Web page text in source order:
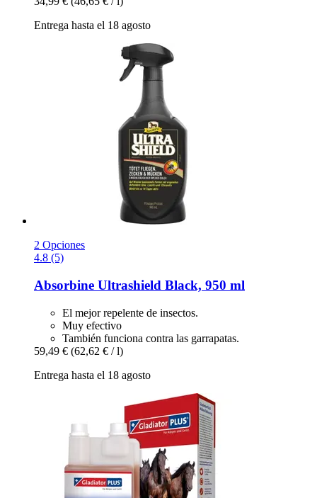
Entrega hasta el 18 agosto
2 Opciones
4.8 (5)
Absorbine Ultrashield Black, 950 ml
El mejor repelente de insectos.
Muy efectivo
También funciona contra las garrapatas.
59,49 € (62,62 € / l)
Entrega hasta el 18 agosto